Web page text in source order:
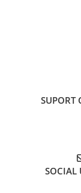
SUPORT
SOCIAL